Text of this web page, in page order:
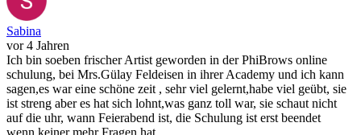
Sabina
vor 4 Jahren
Ich bin soeben frischer Artist geworden in der PhiBrows online
schulung, bei Mrs.Gülay Feldeisen in ihrer Academy und ich kann
sagen,es war eine schöne zeit , sehr viel gelernt,habe viel geübt, sie
ist streng aber es hat sich lohnt,was ganz toll war, sie schaut nicht
auf die uhr, wann Feierabend ist, die Schulung ist erst beendet
wenn keiner mehr Fragen hat